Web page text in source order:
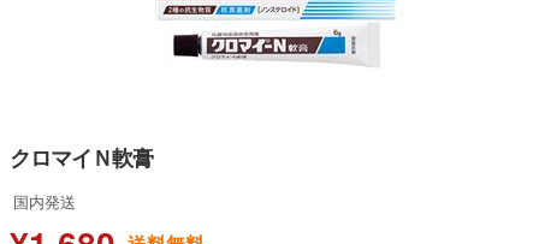
クロマイＮ軟膏
国内発送